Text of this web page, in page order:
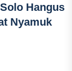
Hangus
Nyamuk